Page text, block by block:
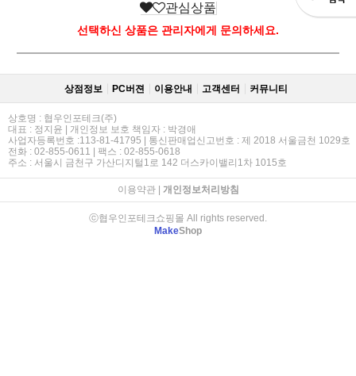
관심상품
선택하신 상품은 관리자에게 문의하세요.
상점정보 PC버젼 이용안내 고객센터 커뮤니티
상호명 : 협우인포테크(주)
대표 : 정지윤 | 개인정보 보호 책임자 : 박경애
사업자등록번호 :113-81-41795 | 통신판매업신고번호 : 제 2018 서울금천 1029호
전화 : 02-855-0611 | 팩스 : 02-855-0618
주소 : 서울시 금천구 가산디지털1로 142 더스카이밸리1차 1015호
이용약관| 개인정보처리방침
ⓒ협우인포테크쇼핑몰 All rights reserved.
MakeShop